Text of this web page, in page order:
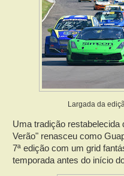
Largada da
Uma tradição restabelecida
Verão" renasceu como
7ª edição com um grid
temporada antes do início